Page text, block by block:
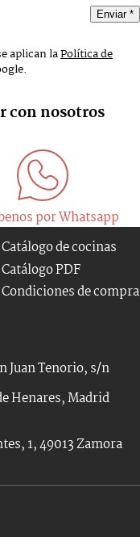
Enviar *
aplican laPolítica de
con nosotros
por Whatsapp
Catálogo de cocinas
Catálogo PDF
Condiciones de compra
Juan Tenorio, s/n
Henares, Madrid
1, 49013 Zamora